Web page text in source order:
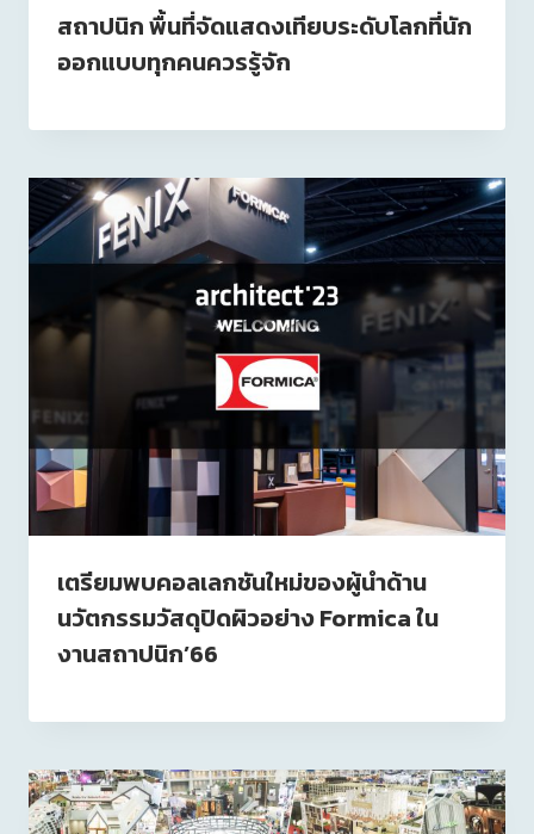
สถาปนิก พื้นที่จัดแสดงเทียบระดับโลกที่นัก
ออกแบบทุกคนควรรู้จัก
เตรียมพบคอลเลกชันใหม่ของผู้นำด้าน
นวัตกรรมวัสดุปิดผิวอย่าง Formica ใน
งานสถาปนิก’66